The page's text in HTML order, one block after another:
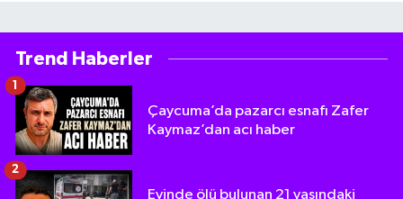
Trend Haberler
Çaycuma’da pazarcı esnafı Zafer
Kaymaz’dan acı haber
1
Evinde ölü bulunan 21 yaşındaki
2